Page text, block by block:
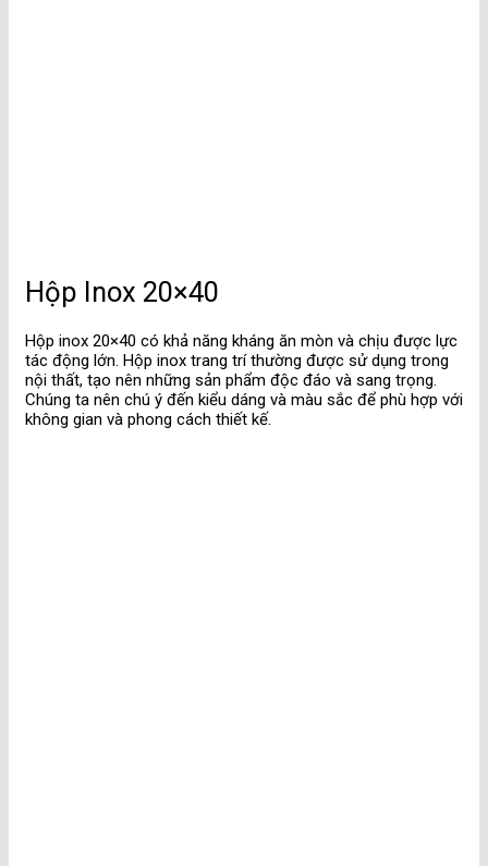
Hộp Inox 20×40
Hộp inox 20×40 có khả năng kháng ăn mòn và chịu được lực
tác động lớn. Hộp inox trang trí thường được sử dụng trong
nội thất, tạo nên những sản phẩm độc đáo và sang trọng.
Chúng ta nên chú ý đến kiểu dáng và màu sắc để phù hợp với
không gian và phong cách thiết kế.